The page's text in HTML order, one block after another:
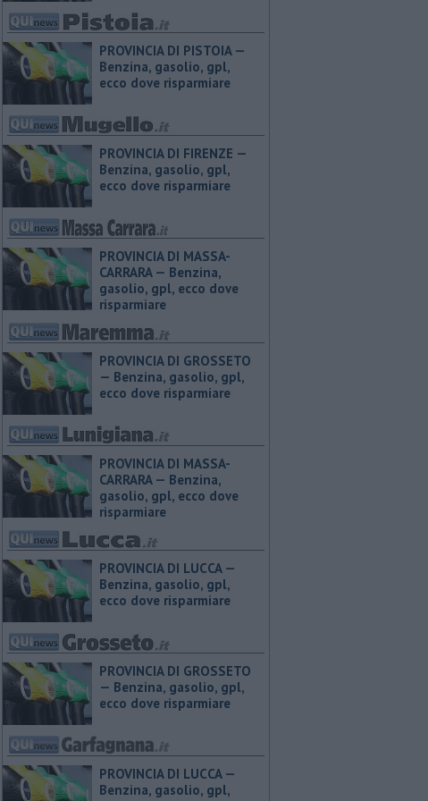
PROVINCIA DI PISTOIA — ​
Benzina, gasolio, gpl,
ecco dove risparmiare
PROVINCIA DI FIRENZE — ​
Benzina, gasolio, gpl,
ecco dove risparmiare
PROVINCIA DI MASSA-
CARRARA — ​Benzina,
gasolio, gpl, ecco dove
risparmiare
PROVINCIA DI GROSSETO
— ​Benzina, gasolio, gpl,
ecco dove risparmiare
PROVINCIA DI MASSA-
CARRARA — ​Benzina,
gasolio, gpl, ecco dove
risparmiare
PROVINCIA DI LUCCA — ​
Benzina, gasolio, gpl,
ecco dove risparmiare
PROVINCIA DI GROSSETO
— ​Benzina, gasolio, gpl,
ecco dove risparmiare
PROVINCIA DI LUCCA — ​
Benzina, gasolio, gpl,